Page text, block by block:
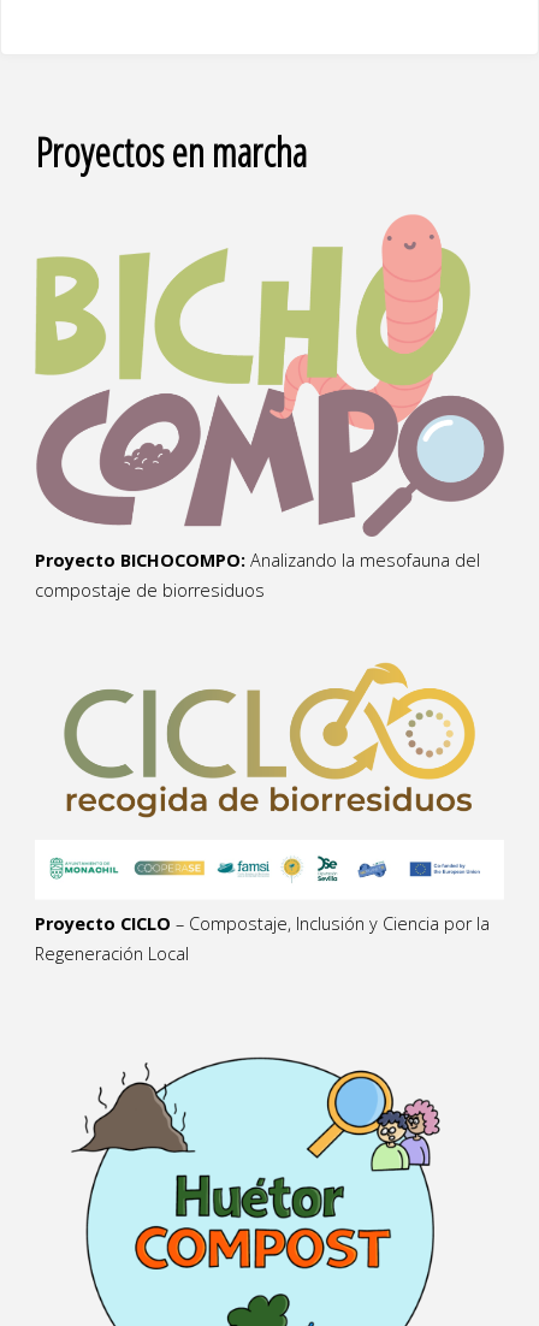
Proyectos en marcha
Proyecto BICHOCOMPO: Analizando la mesofauna del
compostaje de biorresiduos
Proyecto CICLO – Compostaje, Inclusión y Ciencia por la
Regeneración Local